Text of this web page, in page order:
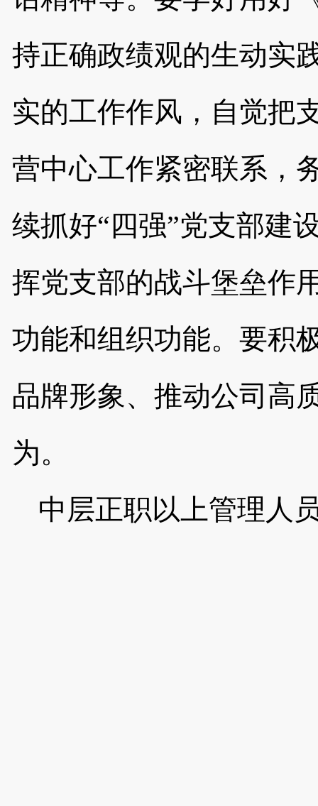
持正确政绩观的生动实
实的工作作风，自觉把
营中心工作紧密联系，
续抓好“四强”党支部建
挥党支部的战斗堡垒作
功能和组织功能。要积
品牌形象、推动公司高
为。
中层正职以上管理人